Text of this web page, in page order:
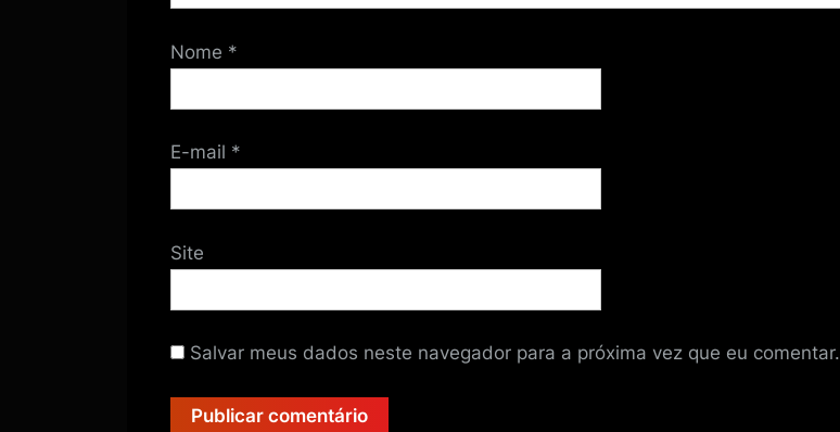
Nome *
E-mail *
Site
Salvar meus dados neste navegador para a próxima vez que eu comentar.